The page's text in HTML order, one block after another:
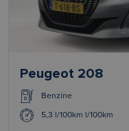
Peugeot 208
Benzine
5,3 l/100km l/100km